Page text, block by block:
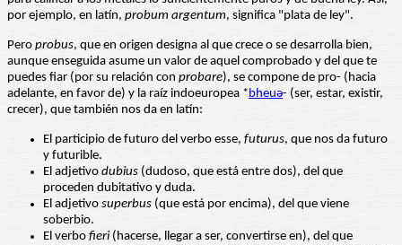
por ejemplo, en latín, probum argentum, significa "plata de ley".
Pero probus, que en origen designa al que crece o se desarrolla bien,
aunque enseguida asume un valor de aquel comprobado y del que te
puedes fiar (por su relación con probare), se compone de pro- (hacia
adelante, en favor de) y la raíz indoeuropea *bheuǝ- (ser, estar, existir,
crecer), que también nos da en latín:
El participio de futuro del verbo esse, futurus, que nos da futuro
y futurible.
El adjetivo dubius (dudoso, que está entre dos), del que
proceden dubitativo y duda.
El adjetivo superbus (que está por encima), del que viene
soberbio.
El verbo fieri(hacerse, llegar a ser, convertirse en), del que